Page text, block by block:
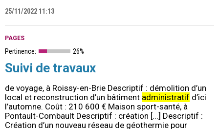
25/11/2022 11:13
PAGES
Pertinence: 26%
Suivi de travaux
de voyage, à Roissy-en-Brie Descriptif : démolition d’un
local et reconstruction d’un bâtiment administratif d’ici
l’automne. Coût : 210 600 € Maison sport-santé, à
Pontault-Combault Descriptif : création [...] Descriptif :
Création d’un nouveau réseau de géothermie pour